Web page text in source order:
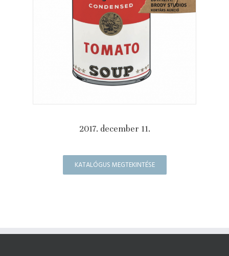
2017. december 11.
KATALÓGUS MEGTEKINTÉSE